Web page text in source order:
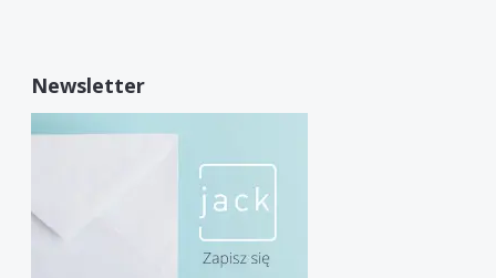
Newsletter